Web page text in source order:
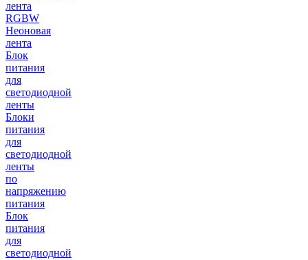
лента
RGBW
Неоновая
лента
Блок
питания
для
светодиодной
ленты
Блоки
питания
для
светодиодной
ленты
по
напряжению
питания
Блок
питания
для
светодиодной